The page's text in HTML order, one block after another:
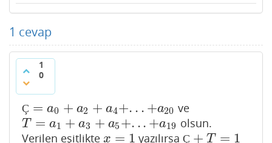
1 cevap
1
0
Ç = a0 + a2 + a4+. . . +a20
Ç =a0 +a 2+a4+ ..+ a20 ve
T = a1 + a3 + a5 +. .. +a19
T= a1 +a3 +a 5+. .+a19
olsun.
Verilen eşitlikte x = 1
x= 1 yazılırsaÇ + T = 1
Ç +T=1